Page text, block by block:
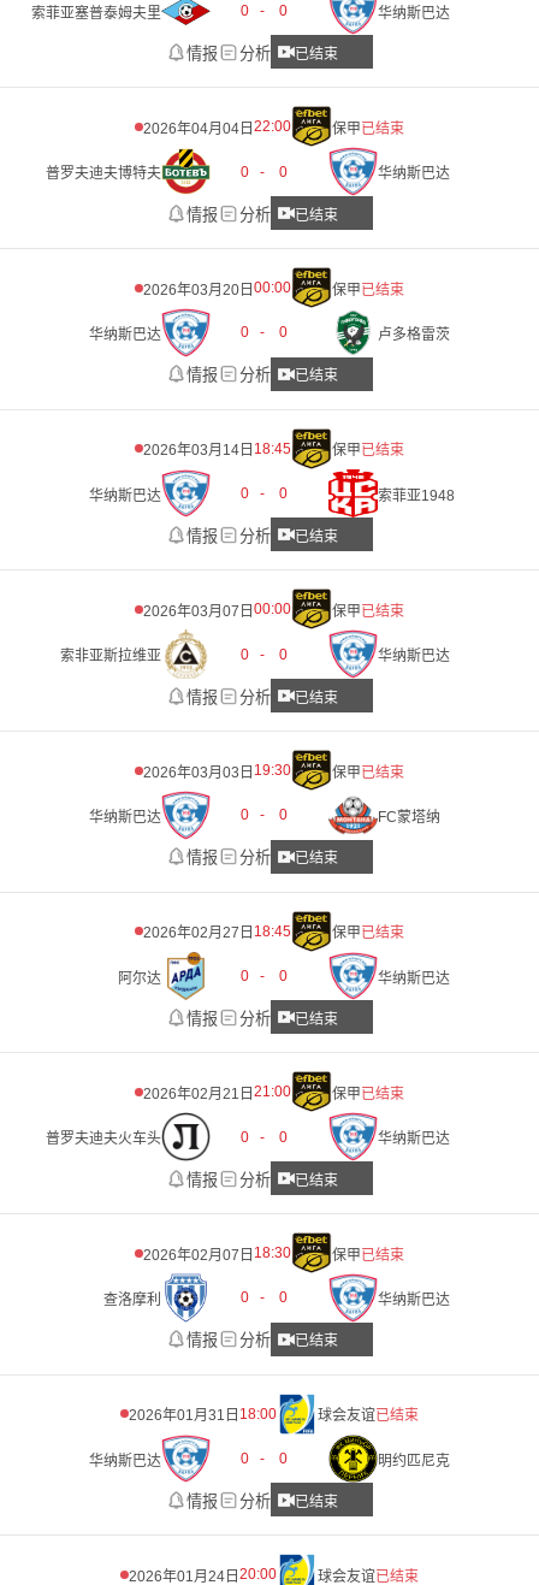
索菲亚塞普泰姆夫里 0 - 0 华纳斯巴达
情报 分析 已结束
2026年04月04日 22:00 保甲已结束
普罗夫迪夫博特夫 0 - 0 华纳斯巴达
情报 分析 已结束
2026年03月20日 00:00 保甲已结束
华纳斯巴达 0 - 0 卢多格雷茨
情报 分析 已结束
2026年03月14日 18:45 保甲已结束
华纳斯巴达 0 - 0 索菲亚1948
情报 分析 已结束
2026年03月07日 00:00 保甲已结束
索非亚斯拉维亚 0 - 0 华纳斯巴达
情报 分析 已结束
2026年03月03日 19:30 保甲已结束
华纳斯巴达 0 - 0 FC蒙塔纳
情报 分析 已结束
2026年02月27日 18:45 保甲已结束
阿尔达 0 - 0 华纳斯巴达
情报 分析 已结束
2026年02月21日 21:00 保甲已结束
普罗夫迪夫火车头 0 - 0 华纳斯巴达
情报 分析 已结束
2026年02月07日 18:30 保甲已结束
查洛摩利 0 - 0 华纳斯巴达
情报 分析 已结束
2026年01月31日 18:00 球会友谊已结束
华纳斯巴达 0 - 0 明约匹尼克
情报 分析 已结束
2026年01月24日 20:00 球会友谊已结束